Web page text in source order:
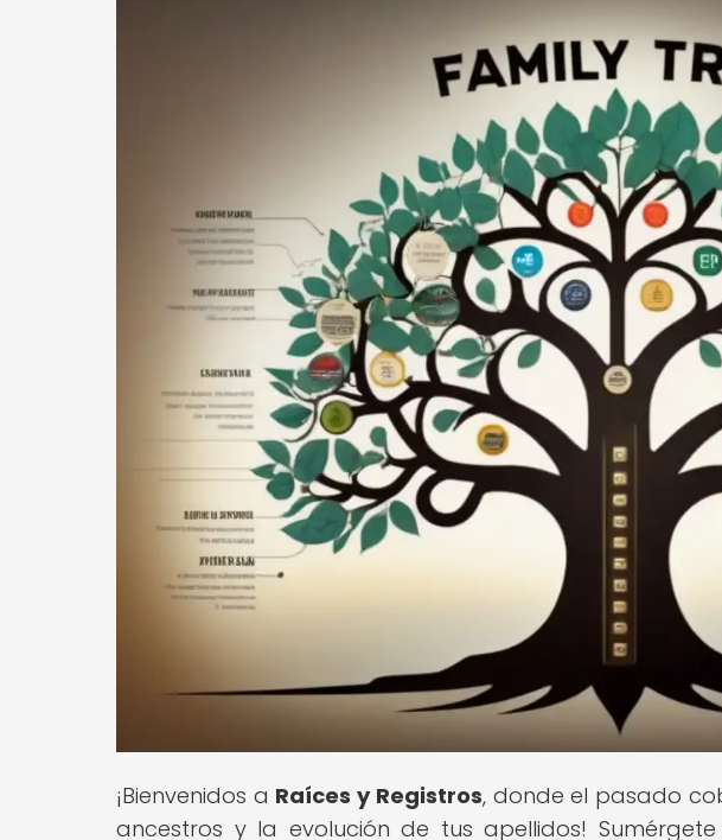
¡Bienvenidos a Raíces y Registros, donde el pasado
ancestros y la evolución de tus apellidos!